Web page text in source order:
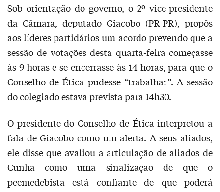
Sob orientação do governo, o 2º vice-presidente
da Câmara, deputado Giacobo (PR-PR), propôs
aos líderes partidários um acordo prevendo que a
sessão de votações desta quarta-feira começasse
às 9 horas e se encerrasse às 14 horas, para que o
Conselho de Ética pudesse “trabalhar”. A sessão
do colegiado estava prevista para 14h30.
O presidente do Conselho de Ética interpretou a
fala de Giacobo como um alerta. A seus aliados,
ele disse que avaliou a articulação de aliados de
Cunha como uma sinalização de que o
peemedebista está confiante de que poderá